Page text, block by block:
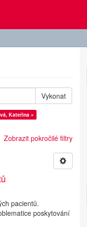
Vykonat
Kateřina ×
Zobrazit pokročilé filtry
pacientů.
poskytování